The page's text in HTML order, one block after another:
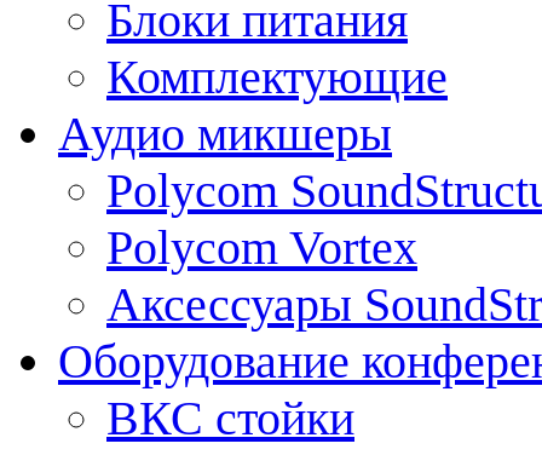
Блоки питания
Комплектующие
Аудио микшеры
Polycom
Polycom Vortex
Аксессуары
Оборудование
ВКС стойки